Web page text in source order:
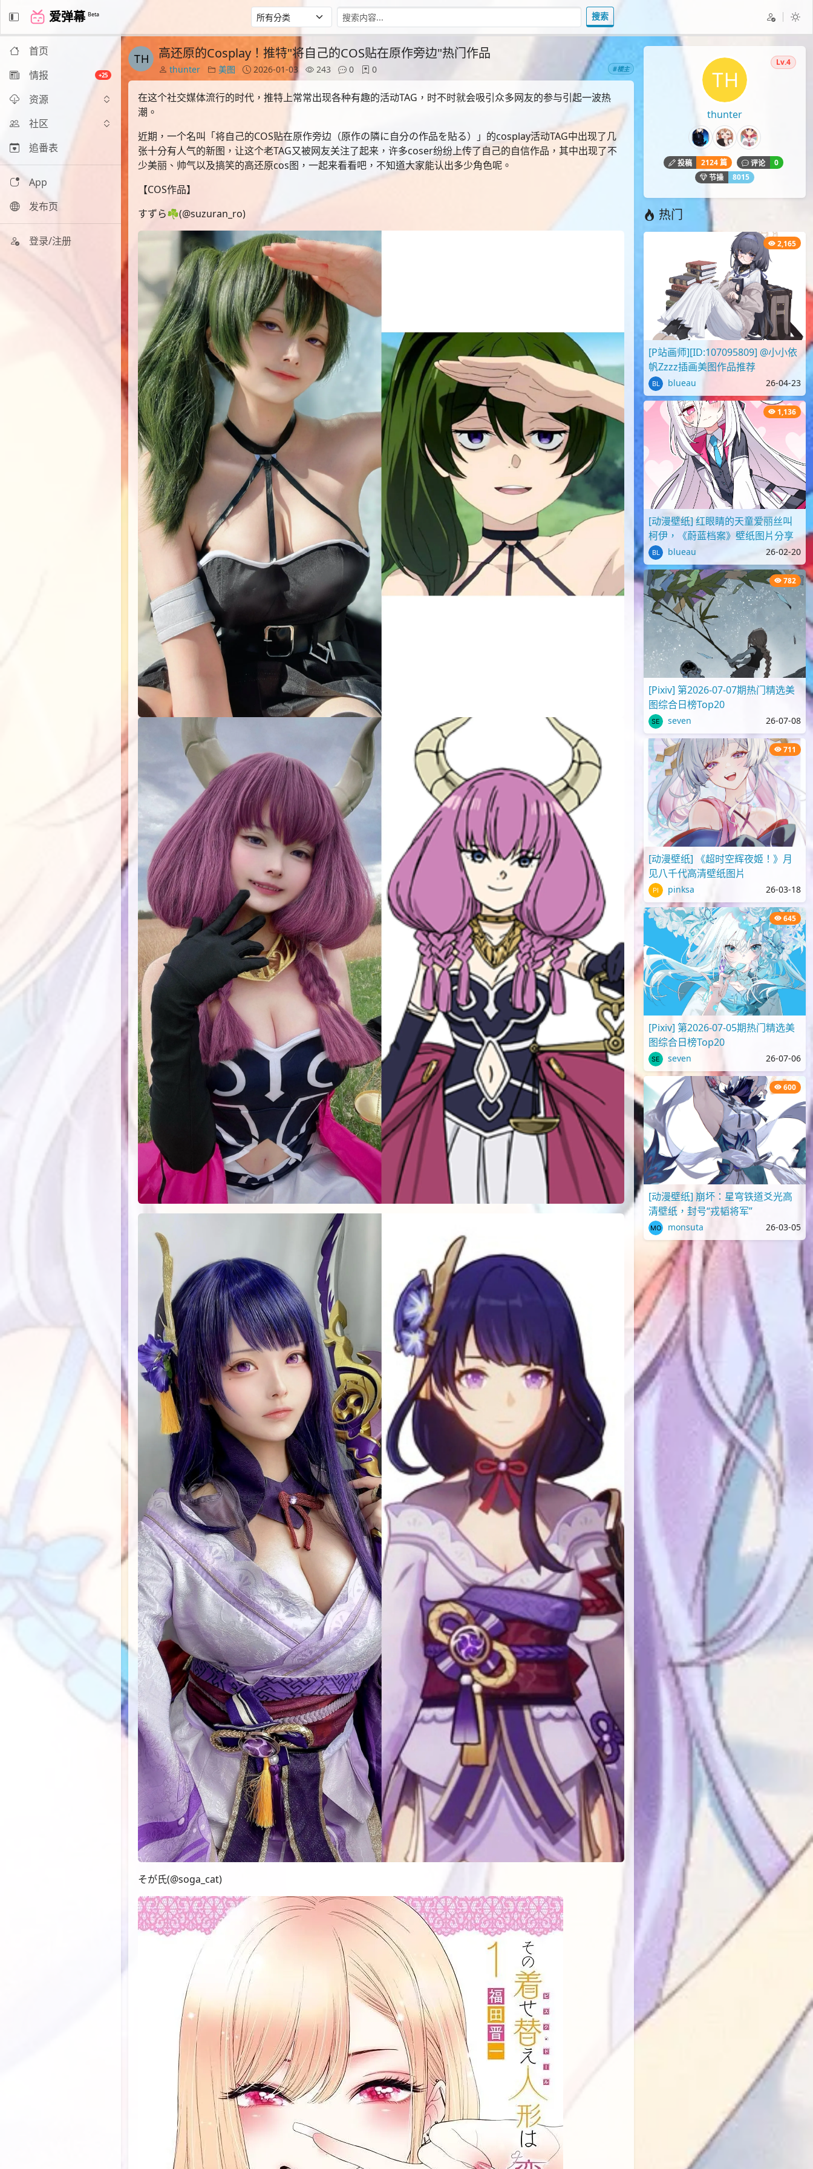
爱弹幕 Beta 搜索
首页
情报
+25
资源
社区
追番表
App
发布页
登录/注册
高还原的Cosplay！推特"将自己的COS贴在原作旁边"热门作品
thunter 美图 2026-01-03 243 0 0 #楼主
在这个社交媒体流行的时代，推特上常常出现各种有趣的活动TAG，时不时就会吸引众多网友的参与引起一波热
潮。
近期，一个名叫「将自己的COS贴在原作旁边（原作の隣に自分の作品を貼る）」的cosplay活动TAG中出现了几
张十分有人气的新图，让这个老TAG又被网友关注了起来，许多coser纷纷上传了自己的自信作品，其中出现了不
少美丽、帅气以及搞笑的高还原cos图，一起来看看吧，不知道大家能认出多少角色呢。
【COS作品】
すずら☘️(@suzuran_ro)
そが氏(@soga_cat)
thunter
Lv.4
投稿 2124 篇 评论
0
节操
8015
热门
2,165
[P站画师][ID:107095809] @小小依
帆Zzzz插画美图作品推荐
blueau 26-04-23
1,136
[动漫壁纸] 红眼睛的天童爱丽丝叫
柯伊，《蔚蓝档案》壁纸图片分享
blueau 26-02-20
782
[Pixiv] 第2026-07-07期热门精选美
图综合日榜Top20
seven 26-07-08
711
[动漫壁纸] 《超时空辉夜姬！》月
见八千代高清壁纸图片
pinksa 26-03-18
645
[Pixiv] 第2026-07-05期热门精选美
图综合日榜Top20
seven 26-07-06
600
[动漫壁纸] 崩坏：星穹铁道爻光高
清壁纸，封号“戎韬将军”
monsuta 26-03-05